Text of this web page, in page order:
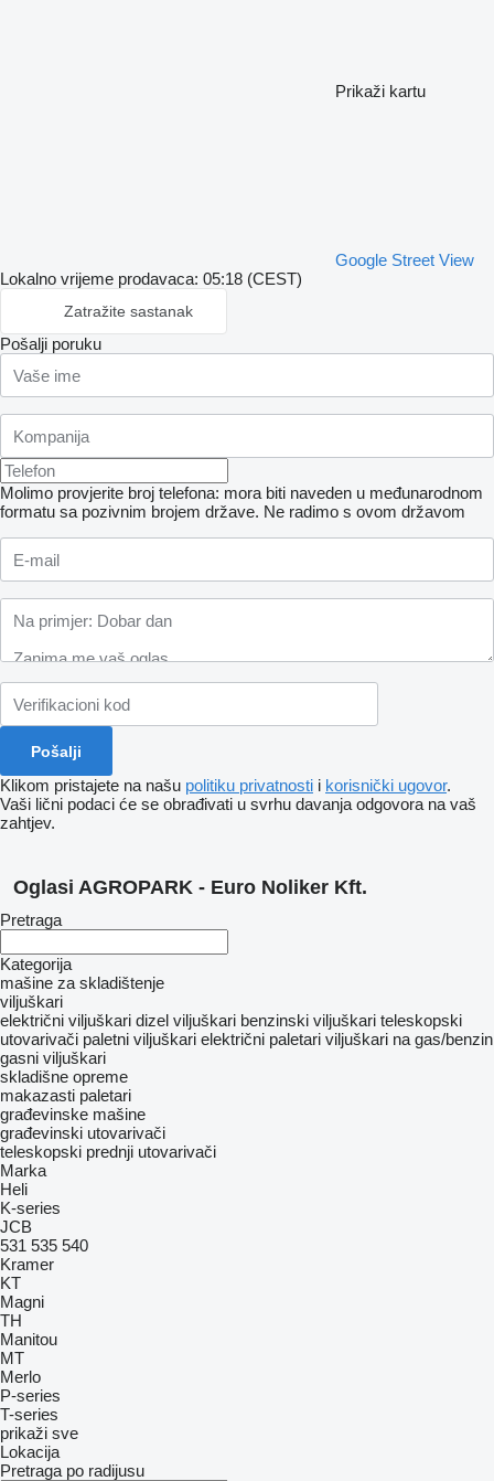
Prikaži kartu
Google Street View
Lokalno vrijeme prodavaca: 05:18 (CEST)
Zatražite sastanak
Pošalji poruku
Molimo provjerite broj telefona: mora biti naveden u međunarodnom
formatu sa pozivnim brojem države. Ne radimo s ovom državom
Klikom pristajete na našu politiku privatnosti i korisnički ugovor.
Vaši lični podaci će se obrađivati ​​u svrhu davanja odgovora na vaš
zahtjev.
Oglasi AGROPARK - Euro Noliker Kft.
Pretraga
Kategorija
mašine za skladištenje
viljuškari
električni viljuškari dizel viljuškari benzinski viljuškari teleskopski
utovarivači paletni viljuškari električni paletari viljuškari na gas/benzin
gasni viljuškari
skladišne opreme
makazasti paletari
građevinske mašine
građevinski utovarivači
teleskopski prednji utovarivači
Marka
Heli
K-series
JCB
531 535 540
Kramer
KT
Magni
TH
Manitou
MT
Merlo
P-series
T-series
prikaži sve
Lokacija
Pretraga po radijusu